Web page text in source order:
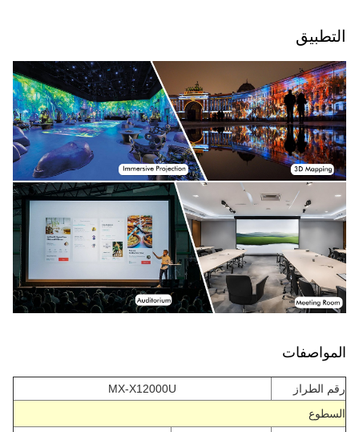
التطبيق
المواصفات
رقم الطراز
MX-X12000U
السطوع